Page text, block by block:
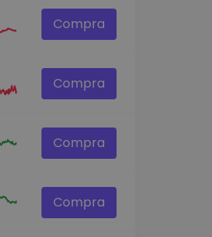
Compra
Compra
Compra
Compra